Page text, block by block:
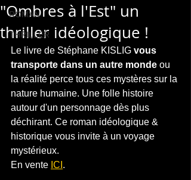
ROMAN
THRILLER
"Ombres à l'Est" un
thriller idéologique !
Le livre de Stéphane KISLIG vous
transporte dans un autre monde ou
la réalité perce tous ces mystères sur la
nature humaine. Une folle histoire
autour d'un personnage dès plus
déchirant. Ce roman idéologique &
historique vous invite à un voyage
mystérieux.
En vente ICI .